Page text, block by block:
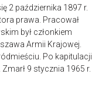
2 października 1897 r.
prawa. Pracował
był członkiem
Armii Krajowej.
Po kapitulacji
9 stycznia 1965 r.